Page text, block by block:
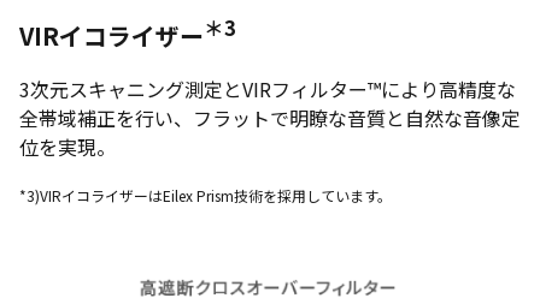
VIRイコライザー＊3
3次元スキャニング測定とVIRフィルター™により高精度な
全帯域補正を行い、フラットで明瞭な音質と自然な音像定
位を実現。
*3)VIRイコライザーはEilex Prism技術を採用しています。